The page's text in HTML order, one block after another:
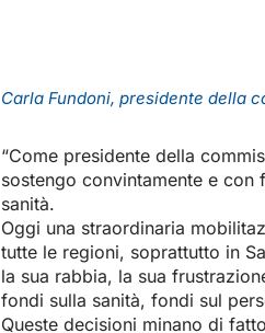
Carla Fundoni, presidente della
“Come presidente della
sostengo convintamente e
sanità.
Oggi una straordinaria
tutte le regioni, soprattutto in
la sua rabbia, la sua
fondi sulla sanità, fondi sul
Queste decisioni minano di